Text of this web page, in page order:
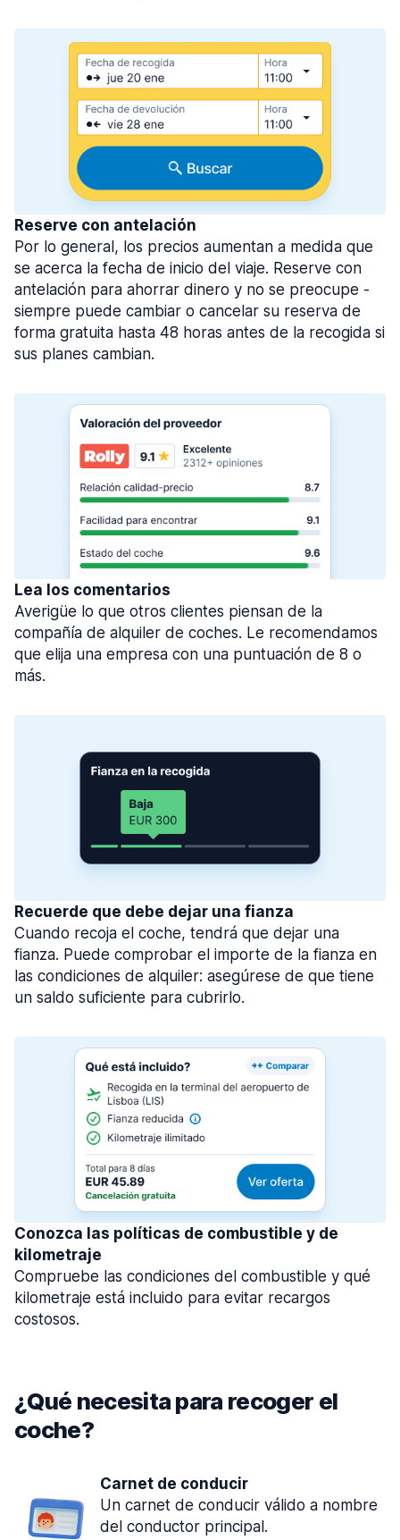
Reserve con antelación
Por lo general, los precios aumentan a medida que
se acerca la fecha de inicio del viaje. Reserve con
antelación para ahorrar dinero y no se preocupe -
siempre puede cambiar o cancelar su reserva de
forma gratuita hasta 48 horas antes de la recogida si
sus planes cambian.
Lea los comentarios
Averigüe lo que otros clientes piensan de la
compañía de alquiler de coches. Le recomendamos
que elija una empresa con una puntuación de 8 o
más.
Recuerde que debe dejar una fianza
Cuando recoja el coche, tendrá que dejar una
fianza. Puede comprobar el importe de la fianza en
las condiciones de alquiler: asegúrese de que tiene
un saldo suficiente para cubrirlo.
Conozca las políticas de combustible y de
kilometraje
Compruebe las condiciones del combustible y qué
kilometraje está incluido para evitar recargos
costosos.
¿Qué necesita para recoger el
coche?
Carnet de conducir
Un carnet de conducir válido a nombre
del conductor principal.